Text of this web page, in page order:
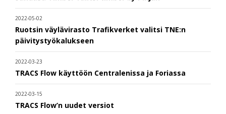
2022-05-02
Ruotsin väylävirasto Trafikverket valitsi TNE:n
päivitystyökalukseen
2022-03-23
TRACS Flow käyttöön Centralenissa ja Foriassa
2022-03-15
TRACS Flow’n uudet versiot